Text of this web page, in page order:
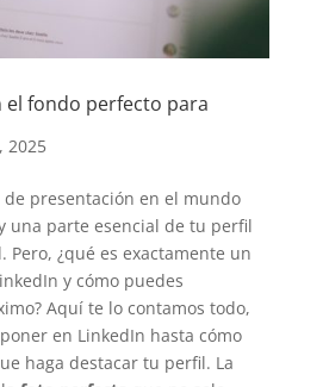
el fondo perfecto para
2025
presentación en el mundo
una parte esencial de tu perfil
Pero, ¿qué es exactamente un
y cómo puedes
Aquí te lo contamos todo,
en LinkedIn hasta cómo
haga destacar tu perfil. La